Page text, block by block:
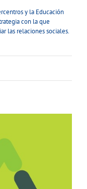
y la Educación
con la que
las relaciones sociales.